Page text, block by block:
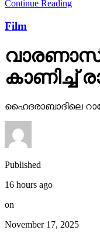
Continue Reading
Film
കാണിച്ച്
ഹൈദരാബാദിലെ
Published
16 hours ago
on
November 17, 2025